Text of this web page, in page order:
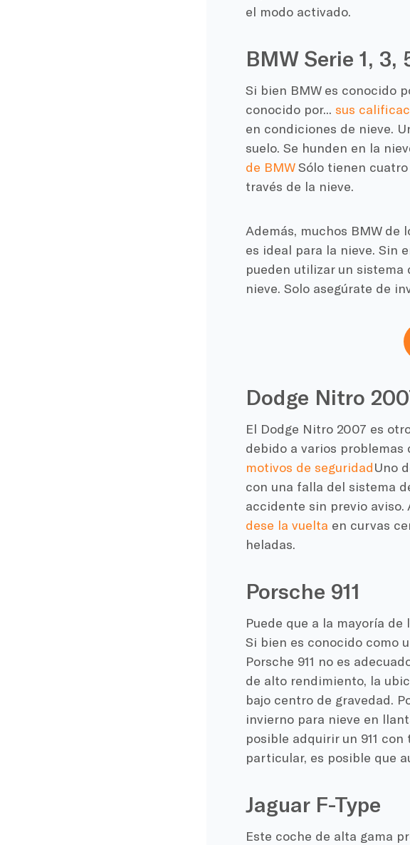
el modo activado.
BMW Serie 1, 3,
Si bien BMW es conocido
conocido por... sus
en condiciones de nieve.
suelo. Se hunden en la
de BMWSólo tienen cuatro
través de la nieve.
Además, muchos BMW de
es ideal para la nieve. Sin
pueden utilizar un
nieve. Solo asegúrate de
Dodge Nitro
El Dodge Nitro 2007 es
debido a varios
motivos de seguridadUno
con una falla del sistema
accidente sin previo aviso.
dese la vuelta en curvas
heladas.
Porsche 911
Puede que a la mayoría
Si bien es conocido como
Porsche 911 no es
de alto rendimiento, la
bajo centro de gravedad.
invierno para nieve en
posible adquirir un 911
particular, es posible que
Jaguar F-Type
Este coche de alta gama